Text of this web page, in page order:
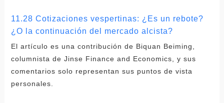
11.28 Cotizaciones vespertinas: ¿Es un rebote?
¿O la continuación del mercado alcista?
El artículo es una contribución de Biquan Beiming,
columnista de Jinse Finance and Economics, y sus
comentarios solo representan sus puntos de vista
personales.